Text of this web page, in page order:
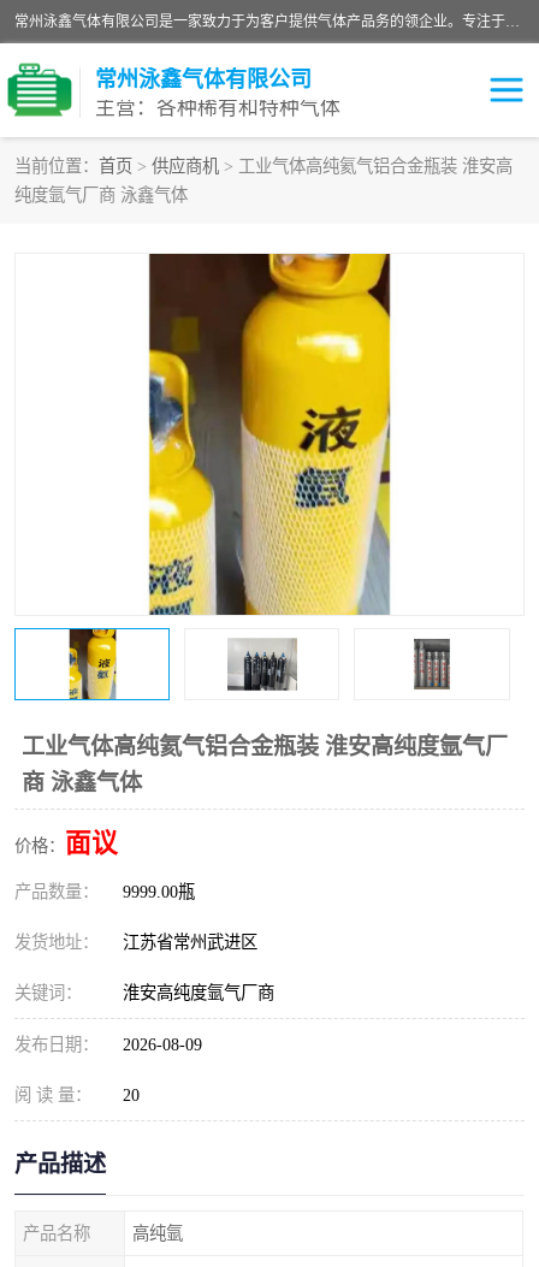
常州泳鑫气体有限公司是一家致力于为客户提供气体产品务的领企业。专注于环氧乙烷剂、环氧乙烷、高纯气体以及稀有和特种气体的研发、生产、销售和配送，产品广泛应用于医疗、电子、科研、化工、食品等多个领域。主要产品有：环氧乙烷灭菌剂，环氧乙烷，高纯氩，氮，氪，氙，氖，氘，笑，氦，氢，氧等各种稀有和特种气体。
常州泳鑫气体有限公司
主营：各种稀有和特种气体
当前位置： 首页 > 供应商机 > 工业气体高纯氦气铝合金瓶装 淮安高
纯度氩气厂商 泳鑫气体
工业气体高纯氦气铝合金瓶装 淮安高纯度氩气厂
商 泳鑫气体
价格： 面议
产品数量： 9999.00瓶
发货地址： 江苏省常州武进区
关键词： 淮安高纯度氩气厂商
发布日期： 2026-08-09
阅 读 量： 20
产品描述
产品名称 高纯氩
高纯氦气
高纯氩气